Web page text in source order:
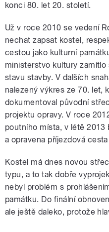
konci 80. let 20. století.
Už v roce 2010 se vedení
nechat zapsat kostel,
cestou jako kulturní
ministerstvo kultury
stavu stavby. V dalších
nalezený výkres ze 70. let,
dokumentoval původní
projektu opravy. V roce
poutního místa, v létě
a opravena příjezdová
Kostel má dnes novou
typu, a to tak dobře
nebyl problém s
památku. Do finální
ale ještě daleko, protože